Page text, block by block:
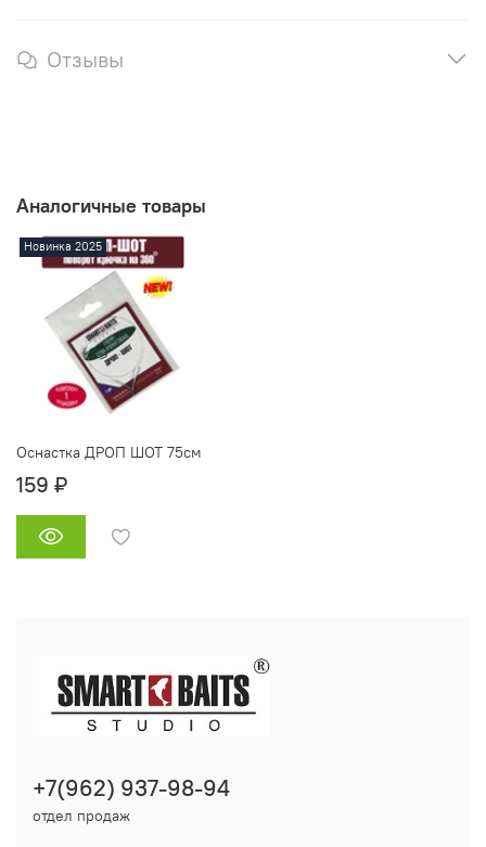
Отзывы
Аналогичные товары
Новинка 2025
Оснастка ДРОП ШОТ 75см
159 ₽
+7(962) 937-98-94
отдел продаж